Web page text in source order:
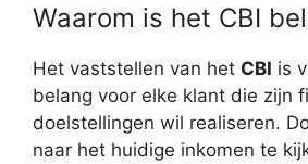
Waarom is het CBI
Het vaststellen van het CBI is
belang voor elke klant die zijn
doelstellingen wil realiseren.
naar het huidige inkomen te